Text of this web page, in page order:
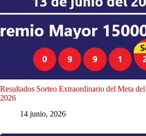
Resultados Sorteo Extraordinario del Meta
2026
14 junio, 2026